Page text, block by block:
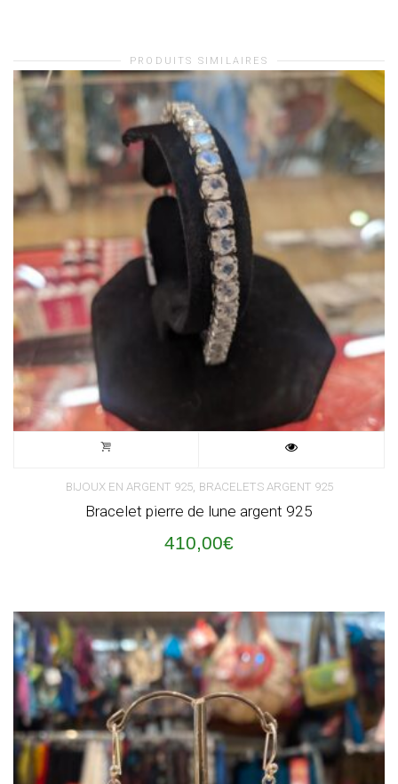
PRODUITS SIMILAIRES
BIJOUX EN ARGENT 925, BRACELETS ARGENT 925
Bracelet pierre de lune argent 925
410,00€